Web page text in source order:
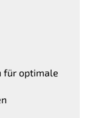
für optimale